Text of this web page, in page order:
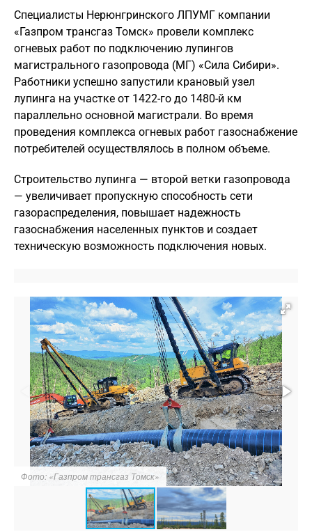
Специалисты Нерюнгринского ЛПУМГ компании
«Газпром трансгаз Томск» провели комплекс
огневых работ по подключению лупингов
магистрального газопровода (МГ) «Сила Сибири».
Работники успешно запустили крановый узел
лупинга на участке от 1422-го до 1480-й км
параллельно основной магистрали. Во время
проведения комплекса огневых работ газоснабжение
потребителей осуществлялось в полном объеме.
Строительство лупинга — второй ветки газопровода
— увеличивает пропускную способность сети
газораспределения, повышает надежность
газоснабжения населенных пунктов и создает
техническую возможность подключения новых.
Фото: «Газпром трансгаз Томск»